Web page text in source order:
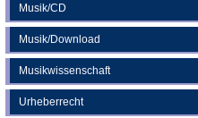
Musik/CD
Musik/Download
Musikwissenschaft
Urheberrecht